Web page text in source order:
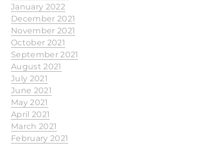
January 2022
December 2021
November 2021
October 2021
September 2021
August 2021
July 2021
June 2021
May 2021
April 2021
March 2021
February 2021